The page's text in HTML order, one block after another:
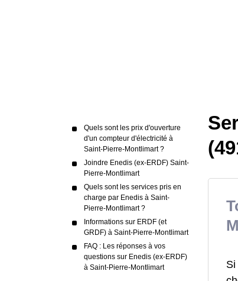
Quels sont les prix d'ouverture
d'un compteur d'électricité à
Saint-Pierre-Montlimart ?
Joindre Enedis (ex-ERDF) Saint-
Pierre-Montlimart
Quels sont les services pris en
charge par Enedis à Saint-
Pierre-Montlimart ?
Informations sur ERDF (et
GRDF) à Saint-Pierre-Montlimart
FAQ : Les réponses à vos
questions sur Enedis (ex-ERDF)
à Saint-Pierre-Montlimart